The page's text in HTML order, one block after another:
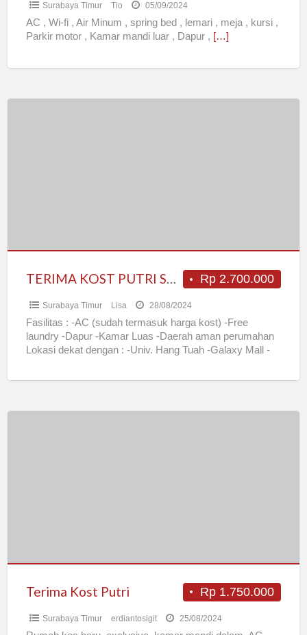
Surabaya Timur Tio 05/09/2024
AC , Wi-fi , Air Minum , spring bed , lemari , meja , kursi ,
Parkir motor , Kamar mandi luar , Dapur , […]
Rp 2.700.000
TERIMA KOST PUTRI SURABAYA TIMUR (MANYAR)
Surabaya Timur Lisa 28/08/2024
Fasilitas : -AC (sudah termasuk harga kost) -Free
laundry -Dapur -Kamar Luas -Daerah aman perumahan
Lokasi dekat dengan : -Univ. Hang Tuah -Galaxy Mall -
Rp 1.750.000
Terima Kost Putri
Surabaya Timur erdiantosigit 25/08/2024